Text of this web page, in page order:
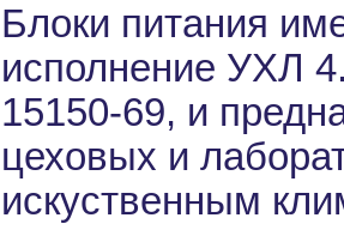
Блоки питания
исполнение УХЛ
15150-69, и
цеховых и
искуственным